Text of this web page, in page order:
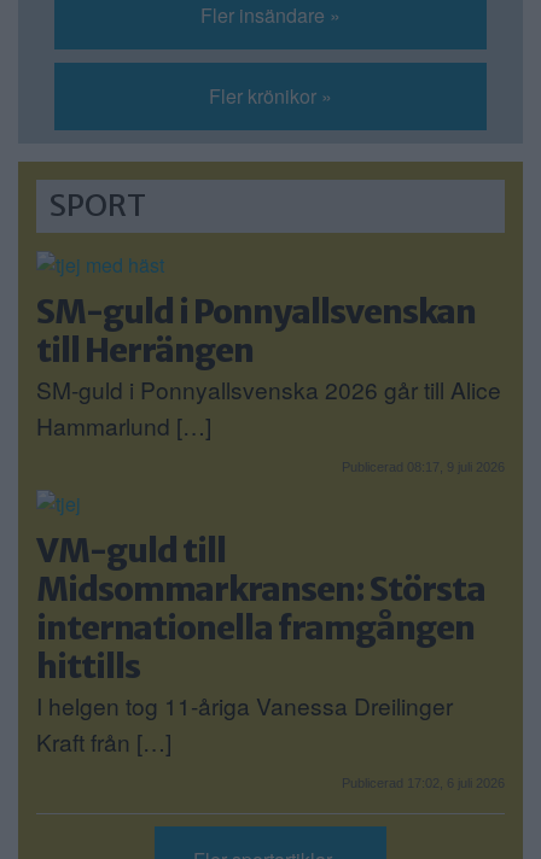
Fler insändare »
Fler krönikor »
SPORT
SM-guld i Ponnyallsvenskan
till Herrängen
SM-guld i Ponnyallsvenska 2026 går till Alice
Hammarlund […]
Publicerad 08:17, 9 juli 2026
VM-guld till
Midsommarkransen: Största
internationella framgången
hittills
I helgen tog 11-åriga Vanessa Dreilinger
Kraft från […]
Publicerad 17:02, 6 juli 2026